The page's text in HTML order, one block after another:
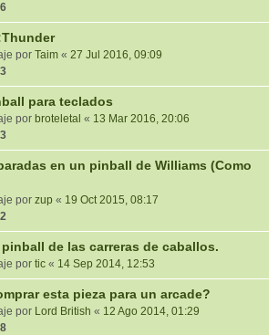
6
por Taim « 27 Jul 2016, 09:09
3
para teclados
por broteletal « 13 Mar 2016, 20:06
3
en un pinball de Williams (Como
por zup « 19 Oct 2015, 08:17
2
de las carreras de caballos.
por tic « 14 Sep 2014, 12:53
esta pieza para un arcade?
por Lord British « 12 Ago 2014, 01:29
8